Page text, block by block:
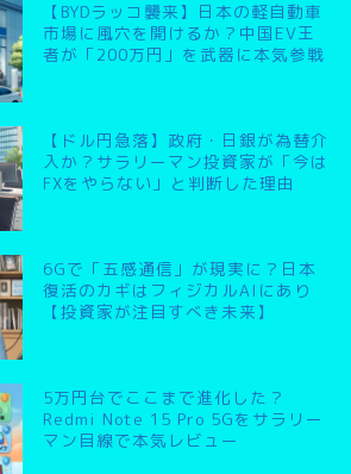
【BYDラッコ襲来】日本の軽自動車
市場に風穴を開けるか？中国EV王
者が「200万円」を武器に本気参戦
【ドル円急落】政府・日銀が為替介
入か？サラリーマン投資家が「今は
FXをやらない」と判断した理由
6Gで「五感通信」が現実に？日本
復活のカギはフィジカルAIにあり
【投資家が注目すべき未来】
5万円台でここまで進化した？
Redmi Note 15 Pro 5Gをサラリー
マン目線で本気レビュー